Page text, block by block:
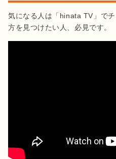
気になる人は「hinata TV」で
方を見つけたい人、必見です。